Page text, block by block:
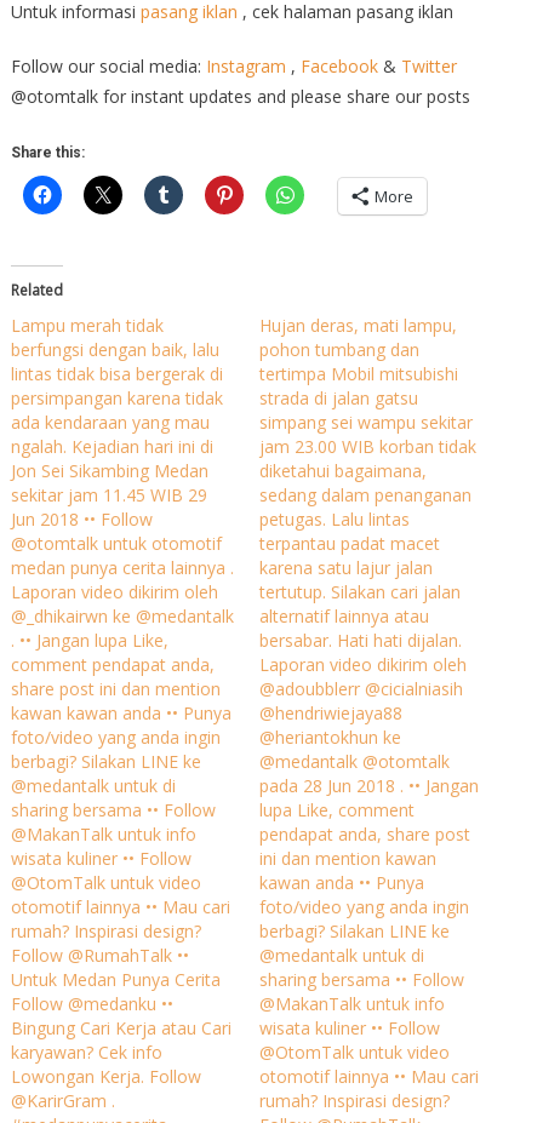
Untuk informasi pasang iklan , cek halaman pasang iklan
Follow our social media: Instagram , Facebook& Twitter
@otomtalk for instant updates and please share our posts
Share this:
More
Related
Lampu merah tidak
berfungsi dengan baik, lalu
lintas tidak bisa bergerak di
persimpangan karena tidak
ada kendaraan yang mau
ngalah. Kejadian hari ini di
Jon Sei Sikambing Medan
sekitar jam 11.45 WIB 29
Jun 2018 •• Follow
@otomtalk untuk otomotif
medan punya cerita lainnya .
Laporan video dikirim oleh
@_dhikairwn ke @medantalk
. •• Jangan lupa Like,
comment pendapat anda,
share post ini dan mention
kawan kawan anda •• Punya
foto/video yang anda ingin
berbagi? Silakan LINE ke
@medantalk untuk di
sharing bersama •• Follow
@MakanTalk untuk info
wisata kuliner •• Follow
@OtomTalk untuk video
otomotif lainnya •• Mau cari
rumah? Inspirasi design?
Follow @RumahTalk ••
Untuk Medan Punya Cerita
Follow @medanku ••
Bingung Cari Kerja atau Cari
karyawan? Cek info
Lowongan Kerja. Follow
@KarirGram .
Hujan deras, mati lampu,
pohon tumbang dan
tertimpa Mobil mitsubishi
strada di jalan gatsu
simpang sei wampu sekitar
jam 23.00 WIB korban tidak
diketahui bagaimana,
sedang dalam penanganan
petugas. Lalu lintas
terpantau padat macet
karena satu lajur jalan
tertutup. Silakan cari jalan
alternatif lainnya atau
bersabar. Hati hati dijalan.
Laporan video dikirim oleh
@adoubblerr @cicialniasih
@hendriwiejaya88
@heriantokhun ke
@medantalk @otomtalk
pada 28 Jun 2018 . •• Jangan
lupa Like, comment
pendapat anda, share post
ini dan mention kawan
kawan anda •• Punya
foto/video yang anda ingin
berbagi? Silakan LINE ke
@medantalk untuk di
sharing bersama •• Follow
@MakanTalk untuk info
wisata kuliner •• Follow
@OtomTalk untuk video
otomotif lainnya •• Mau cari
rumah? Inspirasi design?